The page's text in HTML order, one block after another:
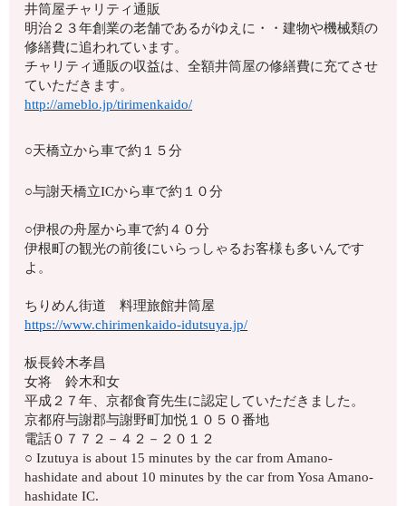
井筒屋チャリティ通販
明治２３年創業の老舗であるがゆえに・・建物や機械類の
修繕費に追われています。
チャリティ通販の収益は、全額井筒屋の修繕費に充てさせ
ていただきます。
http://ameblo.jp/tirimenkaido/
○天橋立から車で約１５分
○与謝天橋立ICから車で約１０分
○伊根の舟屋から車で約４０分
伊根町の観光の前後にいらっしゃるお客様も多いんです
よ。
ちりめん街道 料理旅館井筒屋
https://www.chirimenkaido-idutsuya.jp/
板長鈴木孝昌
女将 鈴木和女
平成２７年、京都食育先生に認定していただきました。
京都府与謝郡与謝野町加悦１０５０番地
電話０７７２－４２－２０１２
○ Izutuya is about 15 minutes by the car from Amano-
hashidate and about 10 minutes by the car from Yosa Amano-
hashidate IC.